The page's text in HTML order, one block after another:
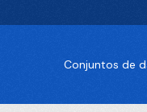
Conjuntos de